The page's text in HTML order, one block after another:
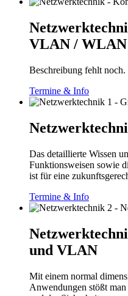
VLAN / WLAN
Beschreibung fehlt noch.
Termine & Info
Das detaillierte Wissen
Funktionsweisen sowie
ist für eine
Termine & Info
und VLAN
Mit einem normal
Anwendungen stößt